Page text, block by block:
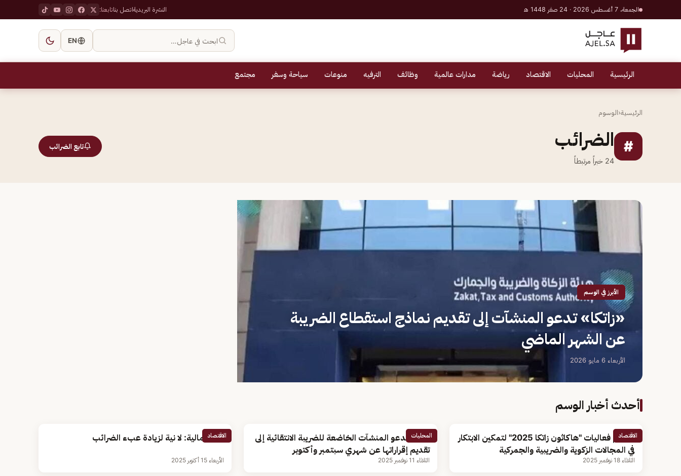
الجمعة، 7 أغسطس 2026 · 24 صفر 1448 هـ النشرة البريديةاتصل بناتابعنا:
ابحث في عاجل… EN
الرئيسية المحليات الاقتصاد رياضة مدارات عالمية وظائف الترفيه منوعات سياحة وسفر مجتمع
الرئيسية‹الوسوم
# الضرائب
24 خبراً مرتبطاً
تابع الضرائب
الأبرز في الوسم
«زاتكا» تدعو المنشآت إلى تقديم نماذج استقطاع الضريبة
عن الشهر الماضي
الأربعاء 6 مايو 2026
أحدث أخبار الوسم
الاقتصاد
اختتام فعاليات "هاكاثون زاتكا 2025" لتمكين الابتكار
في المجالات الزكوية والضريبية والجمركية
الثلاثاء 18 نوفمبر 2025
المحليات
"زاتكا" تدعو المنشآت الخاضعة للضريبة الانتقائية إلى
تقديم إقراراتها عن شهري سبتمبر وأكتوبر
الثلاثاء 11 نوفمبر 2025
الاقتصاد
وزير المالية: لا نية لزيادة عبء الضرائب
الأربعاء 15 أكتوبر 2025